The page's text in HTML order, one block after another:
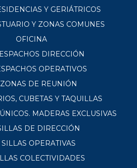
Y GERIÁTRICOS
Y ZONAS COMUNES
OFICINA
DIRECCIÓN
OPERATIVOS
ZONAS DE REUNIÓN
CUBETAS Y TAQUILLAS
MADERAS EXCLUSIVAS
DE DIRECCIÓN
SILLAS OPERATIVAS
COLECTIVIDADES